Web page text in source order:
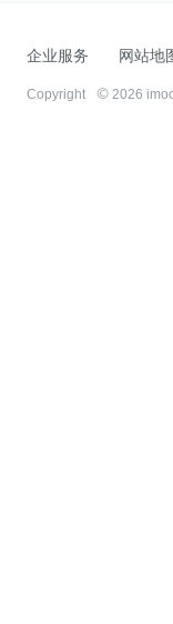
企业服务 网站地
Copyright 2026